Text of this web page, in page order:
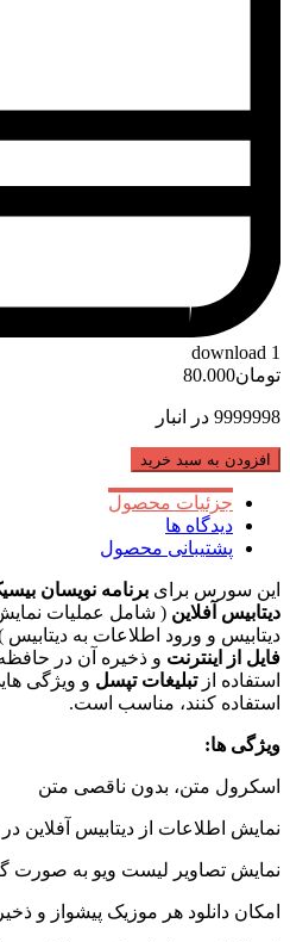
1
download
تومان80.000
9999998 در انبار
افزودن به سبد خرید
جزئیات محصول
دیدگاه ها
پشتیبانی محصول
این سورس برای برنامه نویسان
دیتابیس آفلاین ( شامل عملیات
دیتابیس و ورود اطلاعات به دیتابیس
فایل از اینترنت و ذخیره آن در
استفاده ازتبلیغات تپسل و ویژگی
استفاده کنند، مناسب است.
ویژگی ها:
اسکرول متن، بدون ناقصی متن
نمایش اطلاعات از دیتابیس آفلاین
نمایش تصاویر لیست ویو به صورت
امکان دانلود هر موزیک پیشواز و